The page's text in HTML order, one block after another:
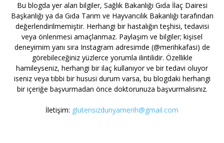
Bu blogda yer alan bilgiler, Sağlık Bakanlığı Gıda İlaç Dairesi
Başkanlığı ya da Gıda Tarım ve Hayvancılık Bakanlığı tarafından
değerlendirilmemiştir. Herhangi bir hastalığın teşhisi, tedavisi
veya önlenmesi amaçlanmaz. Paylaşım ve bilgiler; kişisel
deneyimim yanı sıra Instagram adresimde (@merihkafasi) de
görebileceğiniz yüzlerce yorumla ilintilidir. Özellikle
hamileyseniz, herhangi bir ilaç kullanıyor ve bir tedavi oluyor
iseniz veya tıbbi bir hususi durum varsa, bu blogdaki herhangi
bir içeriğe başvurmadan önce doktorunuza başvurmalısınız.
İletişim: glutensizdunyamerih@gmail.com